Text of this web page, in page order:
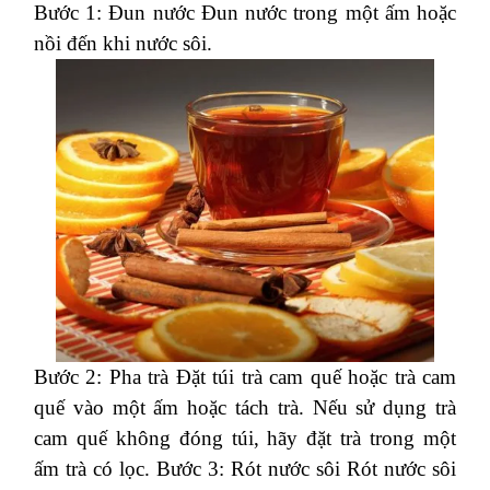
Bước 1: Đun nước Đun nước trong một ấm hoặc
nồi đến khi nước sôi.
Bước 2: Pha trà Đặt túi trà cam quế hoặc trà cam
quế vào một ấm hoặc tách trà. Nếu sử dụng trà
cam quế không đóng túi, hãy đặt trà trong một
ấm trà có lọc. Bước 3: Rót nước sôi Rót nước sôi